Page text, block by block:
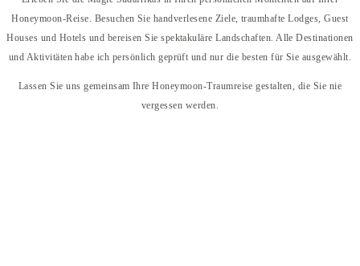
Honeymoon-Reise. Besuchen Sie handverlesene Ziele, traumhafte Lodges, Guest
Houses und Hotels und bereisen Sie spektakuläre Landschaften. Alle Destinationen
und Aktivitäten habe ich persönlich geprüft und nur die besten für Sie ausgewählt.
Lassen Sie uns gemeinsam Ihre Honeymoon-Traumreise gestalten, die Sie nie
vergessen werden.